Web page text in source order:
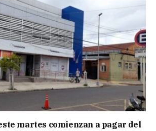
martes comienzan a pagar del